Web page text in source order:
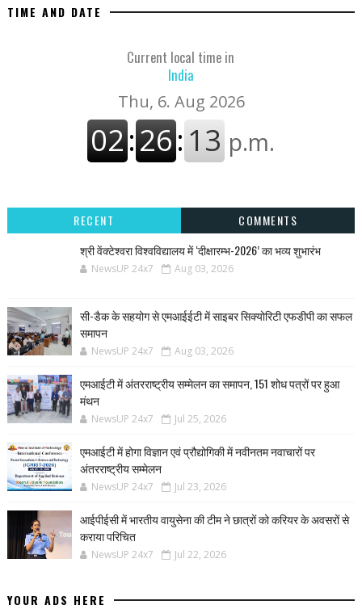
TIME AND DATE
Current local time in
India
RECENT
COMMENTS
श्री वेंक्टेश्वरा विश्वविद्यालय में ‘दीक्षारम्भ-2026’ का भव्य शुभारंभ
NewsUP 24x7 Aug 03, 2026
सी-डैक के सहयोग से एमआईईटी में साइबर सिक्योरिटी एफडीपी का सफल
समापन
NewsUP 24x7 Aug 03, 2026
एमआईटी में अंतरराष्ट्रीय सम्मेलन का समापन, 151 शोध पत्रों पर हुआ
मंथन
NewsUP 24x7 Jul 25, 2026
एमआईटी में होगा विज्ञान एवं प्रौद्योगिकी में नवीनतम नवाचारों पर
अंतरराष्ट्रीय सम्मेलन
NewsUP 24x7 Jul 23, 2026
आईपीईसी में भारतीय वायुसेना की टीम ने छात्रों को करियर के अवसरों से
कराया परिचित
NewsUP 24x7 Jul 22, 2026
YOUR ADS HERE